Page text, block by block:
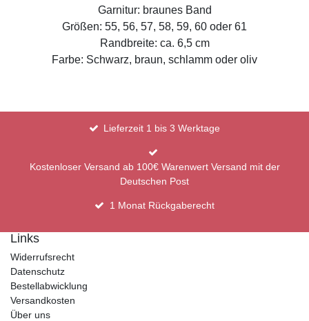
Garnitur: braunes Band
Größen: 55, 56, 57, 58, 59, 60 oder 61
Randbreite: ca. 6,5 cm
Farbe: Schwarz, braun, schlamm oder oliv
Lieferzeit 1 bis 3 Werktage
Kostenloser Versand ab 100€ Warenwert Versand mit der
Deutschen Post
1 Monat Rückgaberecht
Links
Widerrufsrecht
Datenschutz
Bestellabwicklung
Versandkosten
Über uns